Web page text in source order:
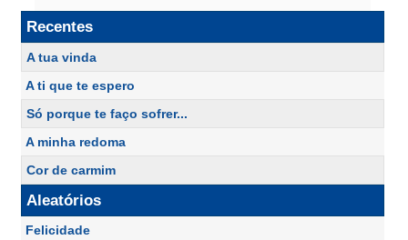
Recentes
A tua vinda
A ti que te espero
Só porque te faço sofrer...
A minha redoma
Cor de carmim
Aleatórios
Felicidade